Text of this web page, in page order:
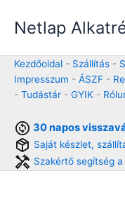
Netlap
Kezdőoldal - Szállítás -
Impresszum - ÁSZF -
- Tudástár - GYIK -
30 napos
Saját készlet,
Szakértő segítség